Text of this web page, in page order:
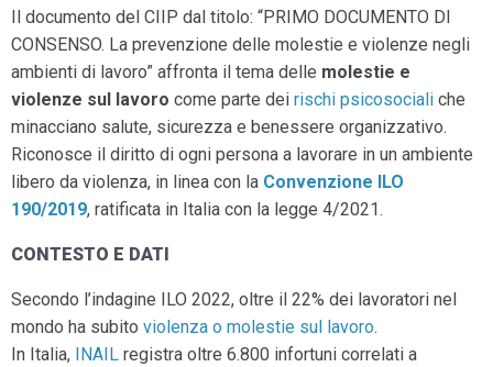
Il documento del CIIP dal titolo: “PRIMO DOCUMENTO DI
CONSENSO. La prevenzione delle molestie e violenze negli
ambienti di lavoro” affronta il tema delle molestie e
violenze sul lavoro come parte dei rischi psicosociali che
minacciano salute, sicurezza e benessere organizzativo.
Riconosce il diritto di ogni persona a lavorare in un ambiente
libero da violenza, in linea con la Convenzione ILO
190/2019, ratificata in Italia con la legge 4/2021.
CONTESTO E DATI
Secondo l’indagine ILO 2022, oltre il 22% dei lavoratori nel
mondo ha subito violenza o molestie sul lavoro.
In Italia, INAIL registra oltre 6.800 infortuni correlati a